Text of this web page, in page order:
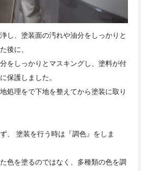
し、塗装面の汚れや油分をしっかりと
後に、
をしっかりとマスキングし、塗料が付
保護しました。
処理をで下地を整えてから塗装に取り
、 塗装を行う時は『調色』をしま
色を塗るのではなく、多種類の色を調